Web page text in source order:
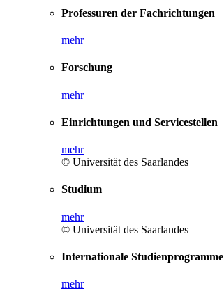
Professuren der Fachrichtungen
mehr
Forschung
mehr
Einrichtungen und Servicestellen
mehr
© Universität des Saarlandes
Studium
mehr
© Universität des Saarlandes
Internationale Studienprogramme
mehr